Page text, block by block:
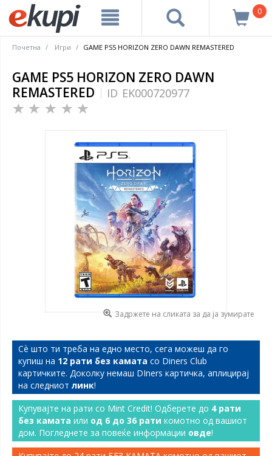
0
Почетна Игри GAME PS5 HORIZON ZERO DAWN REMASTERED
GAME PS5 HORIZON ZERO DAWN
REMASTERED
ID EK000720977
Задржете на сликата за да ја зумирате
Сѐ што ти треба на едно место, сега можеш да го
купиш на 12 рати без камата со Diners Club
картичките. Доколку немаш DIners картичка, аплицирај
на следниот линк!
Купувајте на рати со Mint Credit! Одберете до 4 рати
без камата или од 6 до 36 рати комотно од вашиот
дом. Погледнете за повеќе информации овде!